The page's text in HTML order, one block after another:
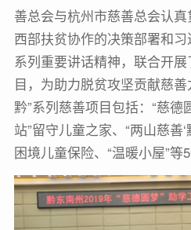
善总会与杭州市慈善总会认
西部扶贫协作的决策部署和
系列重要讲话精神，联合开
目，为助力脱贫攻坚贡献慈
黔”系列慈善项目包括：“慈德
站”留守儿童之家、“两山慈善
困境儿童保险、“温暖小屋”等